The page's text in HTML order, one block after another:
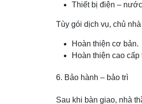
Thiết bị điện –
Tùy gói dịch vụ, chủ
Hoàn thiện cơ bản.
Hoàn thiện cao
6. Bảo hành – bảo trì
Sau khi bàn giao, nhà